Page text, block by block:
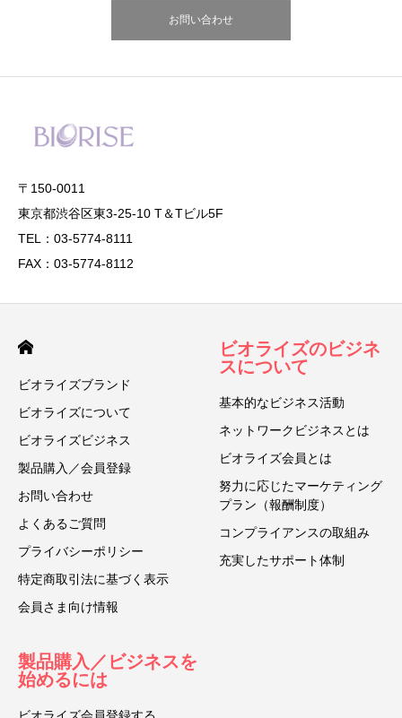
お問い合わせ
〒150-0011
東京都渋谷区東3-25-10 T＆Tビル5F
TEL：03-5774-8111
FAX：03-5774-8112
ビオライズブランド
ビオライズについて
ビオライズビジネス
製品購入／会員登録
お問い合わせ
よくあるご質問
プライバシーポリシー
特定商取引法に基づく表示
会員さま向け情報
ビオライズのビジネ
スについて
基本的なビジネス活動
ネットワークビジネスとは
ビオライズ会員とは
努力に応じたマーケティング
プラン（報酬制度）
コンプライアンスの取組み
充実したサポート体制
製品購入／ビジネスを
始めるには
ビオライズ会員登録する